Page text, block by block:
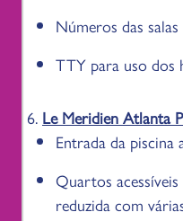
Números das
TTY para uso dos
6. Le Meridien Atlanta
Entrada da piscina
Quartos
reduzida com